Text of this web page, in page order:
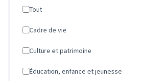
Tout
Cadre de vie
Culture et patrimoine
Éducation, enfance et jeunesse